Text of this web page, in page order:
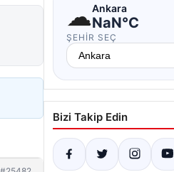
☁Ankara
NaN°C
ŞEHIR SEÇ
Bizi Takip Edin